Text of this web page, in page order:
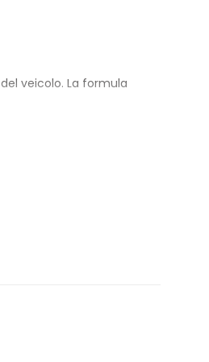
veicolo. La formula
panni o spugne. La
brillantezza e